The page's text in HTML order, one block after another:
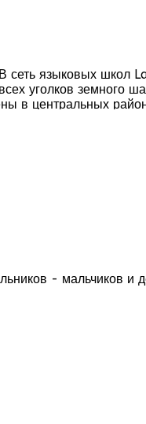
- от нулевого до
городах мира!
улучшат Ваши
сеть языковых
уголков земного
в центральных
- мальчиков и